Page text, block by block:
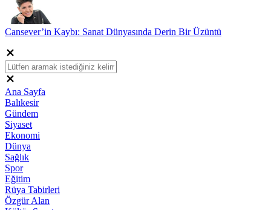
Cansever’in Kaybı: Sanat Dünyasında Derin Bir Üzüntü
Ana Sayfa
Balıkesir
Gündem
Siyaset
Ekonomi
Dünya
Sağlık
Spor
Eğitim
Rüya Tabirleri
Özgür Alan